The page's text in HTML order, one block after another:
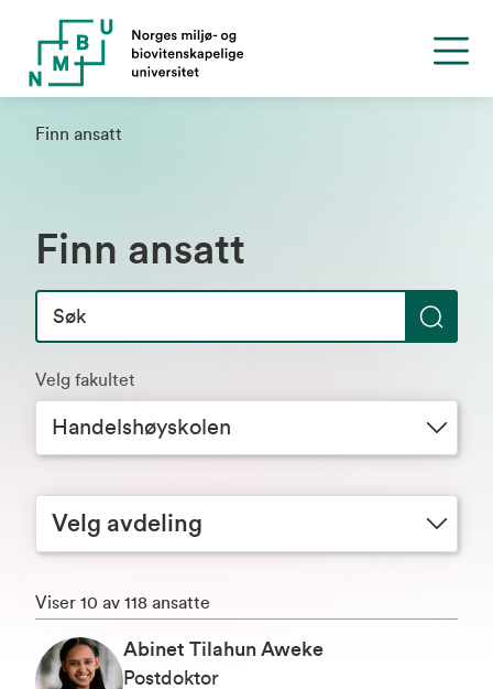
Finn ansatt
Finn ansatt
k
Velg fakultet
Handelshøyskolen
Velg avdeling
Viser 10 av 118 ansatte
Abinet Tilahun Aweke
Postdoktor